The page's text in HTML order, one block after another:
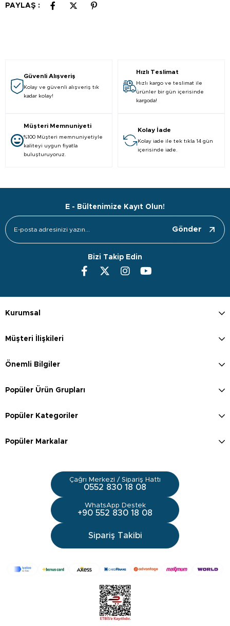
PAYLAŞ :
Güvenli Alışveriş
Kolay ve güvenli alışveriş tık
kadar kolay!
Hızlı Teslimat
Hızlı kargo ve teslimat ile
ürünler bir gün içerisinde
kargoda!
Müşteri Memnuniyeti
%100 Müşteri memnuniyetiyle
kaliteyi uygun fiyatla
buluşturuyoruz.
Kolay İade
Kolay iade ile tek tıkla 14 gün
içerisinde iade.
E - Bültenimize Kayıt Olun!
Gönder
Bizi Takip Edin
Kurumsal
Müşteri İlişkileri
Önemli Bilgiler
Popüler Ürün Grupları
Popüler Kategoriler
Popüler Markalar
Çağrı Merkezi / Sipariş Hattı
0552 830 18 08
WhatsApp Destek
+90 552 830 18 08
Sipariş Takibi